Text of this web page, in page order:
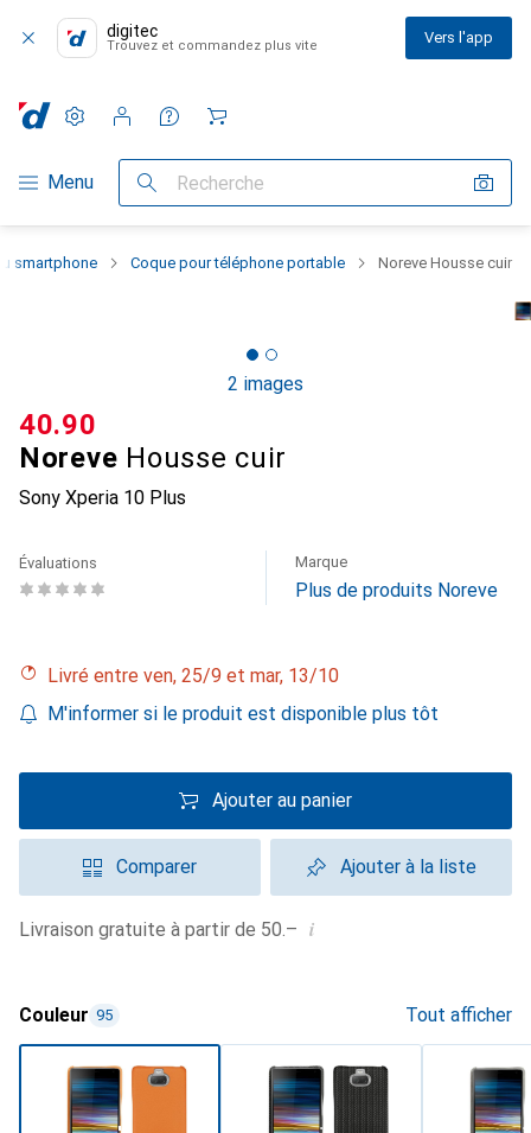
digitec
Trouvez et commandez plus vite Vers l'app
Navigation par catégorie
Menu Recherche
Paramètres
Compte client
Listes de comparaison
Listes d'envies
Panier
smartphone Coque pour téléphone portable Noreve Housse cuir
2 images
Noreve Housse cuir
Sony Xperia 10 Plus
CHF
40.90
Évaluations Marque
Plus de produits Noreve
Livré entre ven, 25/9 et mar, 13/10
M'informer si le produit est disponible plus tôt
Ajouter au panier
Comparer Ajouter à la liste
Livraison gratuite à partir de 50.– i
Couleur 95 Tout afficher